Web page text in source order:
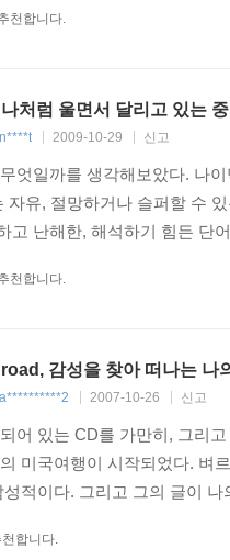
천합니다.
처럼 울면서 달리고 있는
n****t 2009-10-29 신고
엇일까를 생각해보았다. 나
자유, 절망하거나 슬퍼할 수
고 난해한, 해석하기 힘든 단
천합니다.
감성을 찾아 떠나는 나
a**********2 2007-10-26 신고
어 있는 CD를 가만히, 그리
미국여행이 시작되었다. 벼
성적이다. 그리고 그의 글이
합니다.